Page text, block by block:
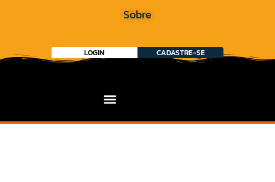
Sobre
LOGIN CADASTRE-SE